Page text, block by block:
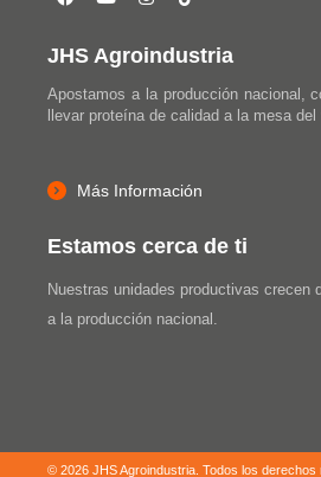
JHS Agroindustria
Apostamos a la producción nacional,
llevar proteína de calidad a la mesa
Más Información
Estamos cerca de ti
Nuestras unidades productivas crecen
a la producción nacional.
© 2026 JHS Agroindustria. Todos los derechos